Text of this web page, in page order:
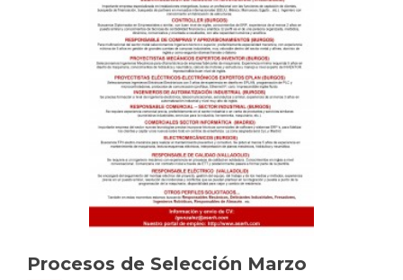
Procesos de Selección Marzo